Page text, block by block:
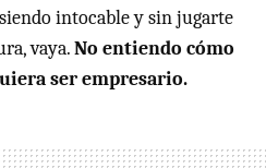
intocable y sin jugarte
vaya.No entiendo cómo
ser empresario.